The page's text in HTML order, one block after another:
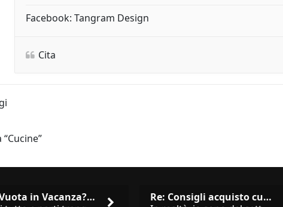
Facebook: Tangram Design
Cita
Casa Vuota in Vacanza? I 3 Er…
Re: Consigli acquisto cucina …